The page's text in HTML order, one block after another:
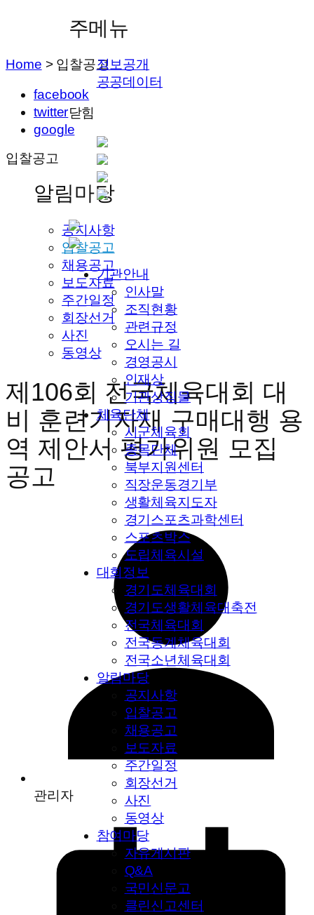
주메뉴
정보공개
공공데이터
닫힘
기관안내
인사말
조직현황
관련규정
오시는 길
경영공시
인재상
기관상징물
체육단체
시군체육회
종목단체
북부지원센터
직장운동경기부
생활체육지도자
경기스포츠과학센터
스포츠박스
도립체육시설
대회정보
경기도체육대회
경기도생활체육대축전
전국체육대회
전국동계체육대회
전국소년체육대회
알림마당
공지사항
입찰공고
채용공고
보도자료
주간일정
회장선거
사진
동영상
참여마당
자유게시판
Q&A
국민신문고
클린신고센터
Home > 입찰공고
facebook
twitter
google
입찰공고
알림마당
공지사항
입찰공고
채용공고
보도자료
주간일정
회장선거
사진
동영상
제106회 전국체육대회 대
비 훈련기자재 구매대행 용
역 제안서 평가위원 모집
공고
관리자